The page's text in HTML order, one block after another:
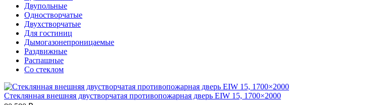
Двупольные
Одностворчатые
Двухстворчатые
Для гостиниц
Дымогазонепроницаемые
Раздвижные
Распашные
Со стеклом
Стеклянная внешняя двустворчатая противопожарная дверь EIW 15, 1700×2000